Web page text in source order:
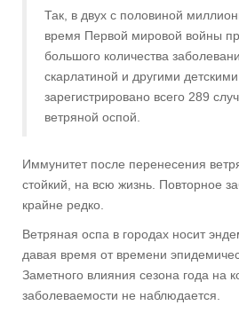
Так, в двух с половиной
время Первой мировой войны
большого количества
скарлатиной и другими
зарегистрировано всего 289
ветряной оспой.
Иммунитет после перенесения
стойкий, на всю жизнь. Повторное
крайне редко.
Ветряная оспа в городах носит
давая время от времени
Заметного влияния сезона года на
заболеваемости не наблюдается.